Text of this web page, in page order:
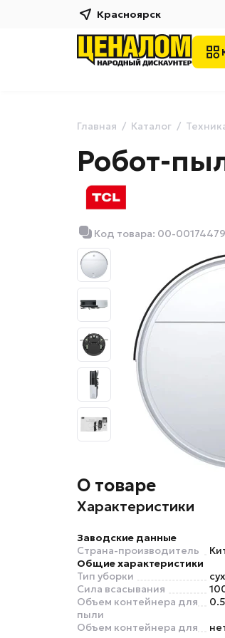
Красноярск
Главная Каталог
Робот-
Код товара: 00-00174479
О товаре
Характеристики
Заводские данные
Страна-производитель
Общие характеристики
Тип уборки
Сила всасывания
Объем контейнера для
пыли
Объем контейнера для